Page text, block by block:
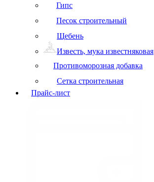
Гипс
Песок строительный
Щебень
Известь, мука известняковая
Противоморозная добавка
Сетка строительная
Прайс-лист